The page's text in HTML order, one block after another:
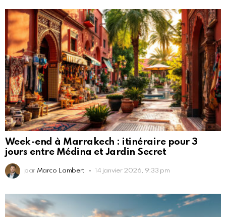
Week-end à Marrakech : itinéraire pour 3
jours entre Médina et Jardin Secret
par Marco Lambert 14 janvier 2026, 9:33 pm